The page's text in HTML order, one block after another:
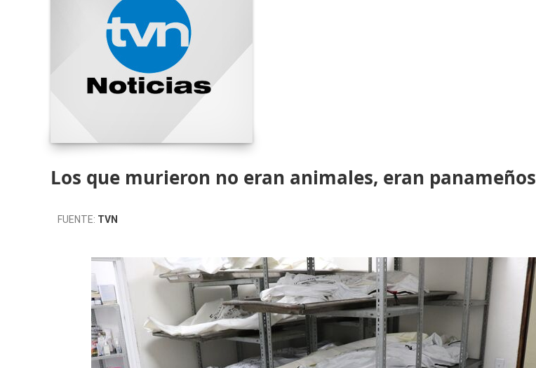
Los que murieron no eran animales, eran panameños
FUENTE: TVN